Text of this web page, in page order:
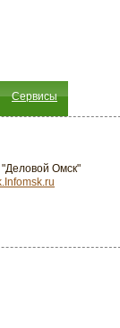
Сервисы
Омск"